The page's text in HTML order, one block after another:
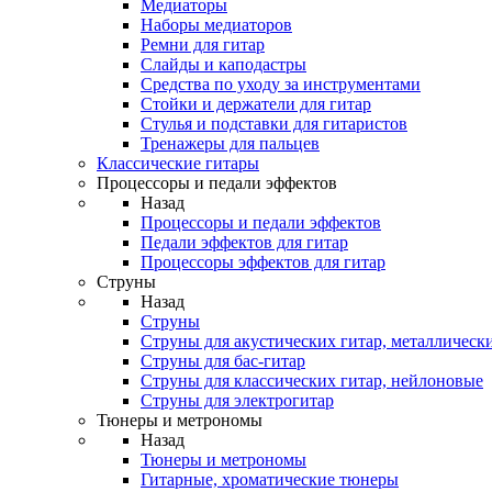
Медиаторы
Наборы медиаторов
Ремни для гитар
Слайды и каподастры
Средства по уходу за инструментами
Стойки и держатели для гитар
Стулья и подставки для гитаристов
Тренажеры для пальцев
Классические гитары
Процессоры и педали эффектов
Назад
Процессоры и педали эффектов
Педали эффектов для гитар
Процессоры эффектов для гитар
Струны
Назад
Струны
Струны для акустических гитар,
Струны для бас-гитар
Струны для классических гитар, нейлоновые
Струны для электрогитар
Тюнеры и метрономы
Назад
Тюнеры и метрономы
Гитарные, хроматические тюнеры